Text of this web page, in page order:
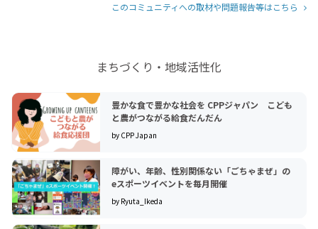
このコミュニティへの取材や問題報告等はこちら
まちづくり・地域活性化
豊かな食で豊かな社会を CPPジャパン こども
と農がつながる給食だんだん
by CPP Japan
障がい、年齢、性別関係ない「ごちゃまぜ」の
eスポーツイベントを毎月開催
by Ryuta_Ikeda